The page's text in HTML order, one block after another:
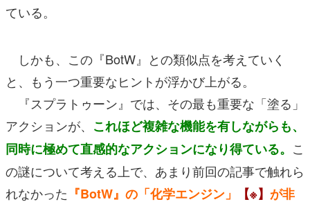
ている。
しかも、この『BotW』との類似点を考えていく
と、もう一つ重要なヒントが浮かび上がる。
『スプラトゥーン』では、その最も重要な「塗る」
アクションが、 これほど複雑な機能を有しながらも、
同時に極めて直感的なアクションになり得ている。 こ
の謎について考える上で、あまり前回の記事で触れら
れなかった 『BotW』の「化学エンジン」 【※】 が非